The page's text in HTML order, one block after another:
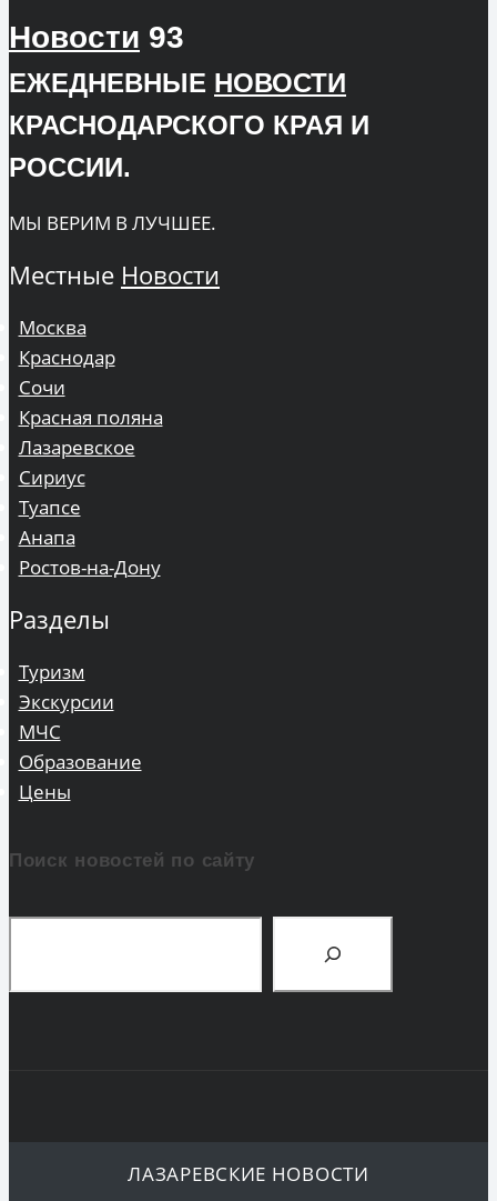
Новости 93
ЕЖЕДНЕВНЫЕ НОВОСТИ
КРАСНОДАРСКОГО КРАЯ И
РОССИИ.
МЫ ВЕРИМ В ЛУЧШЕЕ.
Местные Новости
Москва
Краснодар
Сочи
Красная поляна
Лазаревское
Сириус
Туапсе
Анапа
Ростов-на-Дону
Разделы
Туризм
Экскурсии
МЧС
Образование
Цены
Поиск новостей по сайту
ЛАЗАРЕВСКИЕ НОВОСТИ